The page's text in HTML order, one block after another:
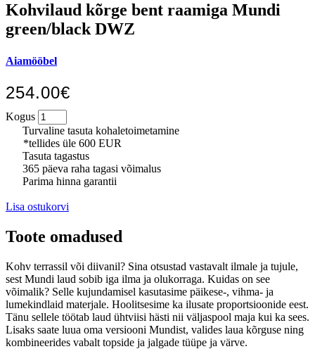
Kohvilaud kõrge bent raamiga Mundi
green/black DWZ
Aiamööbel
254.00€
Kogus
Turvaline tasuta kohaletoimetamine
*tellides üle 600 EUR
Tasuta tagastus
365 päeva raha tagasi võimalus
Parima hinna garantii
Lisa ostukorvi
Toote omadused
Kohv terrassil või diivanil? Sina otsustad vastavalt ilmale ja tujule,
sest Mundi laud sobib iga ilma ja olukorraga. Kuidas on see
võimalik? Selle kujundamisel kasutasime päikese-, vihma- ja
lumekindlaid materjale. Hoolitsesime ka ilusate proportsioonide eest.
Tänu sellele töötab laud ühtviisi hästi nii väljaspool maja kui ka sees.
Lisaks saate luua oma versiooni Mundist, valides laua kõrguse ning
kombineerides vabalt topside ja jalgade tüüpe ja värve.